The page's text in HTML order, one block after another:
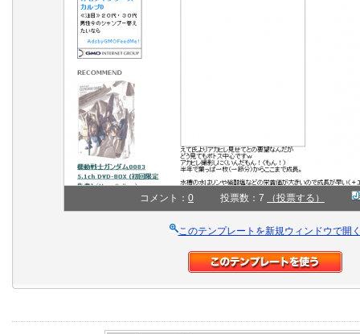
コメント： 0 投票数：7 （投票する）
このテンプレートを新規ウィンドウで開